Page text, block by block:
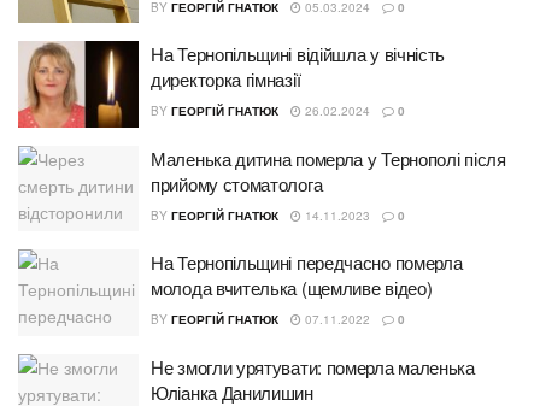
BY ГЕОРГІЙ ГНАТЮК 05.03.2024 0
На Тернопільщині відійшла у вічність
директорка гімназії
BY ГЕОРГІЙ ГНАТЮК 26.02.2024 0
Маленька дитина померла у Тернополі після
прийому стоматолога
BY ГЕОРГІЙ ГНАТЮК 14.11.2023 0
На Тернопільщині передчасно померла
молода вчителька (щемливе відео)
BY ГЕОРГІЙ ГНАТЮК 07.11.2022 0
Не змогли урятувати: померла маленька
Юліанка Данилишин